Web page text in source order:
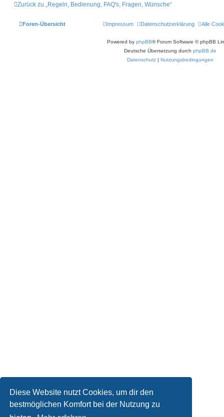
Diese Website nutzt Cookies, um dir den
bestmöglichen Komfort bei der Nutzung zu
Zurück zu „Regeln, Bedienung, FAQ's, Fragen, Wünsche“
Foren-Übersicht Alle
Datenschutzerklärung
Impressum
Powered by phpBB® Forum Software © phpBB
Deutsche Übersetzung durch phpBB.de
Datenschutz | Nutzungsbedingungen